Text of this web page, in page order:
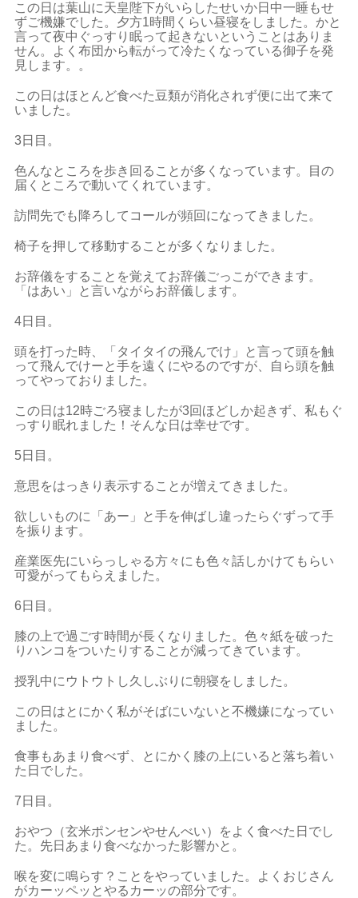
この日は葉山に天皇陛下がいらしたせいか日中一睡もせ
ずご機嫌でした。夕方1時間くらい昼寝をしました。かと
言って夜中ぐっすり眠って起きないということはありま
せん。よく布団から転がって冷たくなっている御子を発
見します。。
この日はほとんど食べた豆類が消化されず便に出て来て
いました。
3日目。
色んなところを歩き回ることが多くなっています。目の
届くところで動いてくれています。
訪問先でも降ろしてコールが頻回になってきました。
椅子を押して移動することが多くなりました。
お辞儀をすることを覚えてお辞儀ごっこができます。
「はあい」と言いながらお辞儀します。
4日目。
頭を打った時、「タイタイの飛んでけ」と言って頭を触
って飛んでけーと手を遠くにやるのですが、自ら頭を触
ってやっておりました。
この日は12時ごろ寝ましたが3回ほどしか起きず、私もぐ
っすり眠れました！そんな日は幸せです。
5日目。
意思をはっきり表示することが増えてきました。
欲しいものに「あー」と手を伸ばし違ったらぐずって手
を振ります。
産業医先にいらっしゃる方々にも色々話しかけてもらい
可愛がってもらえました。
6日目。
膝の上で過ごす時間が長くなりました。色々紙を破った
りハンコをついたりすることが減ってきています。
授乳中にウトウトし久しぶりに朝寝をしました。
この日はとにかく私がそばにいないと不機嫌になってい
ました。
食事もあまり食べず、とにかく膝の上にいると落ち着い
た日でした。
7日目。
おやつ（玄米ポンセンやせんべい）をよく食べた日でし
た。先日あまり食べなかった影響かと。
喉を変に鳴らす？ことをやっていました。よくおじさん
がカーッペッとやるカーッの部分です。